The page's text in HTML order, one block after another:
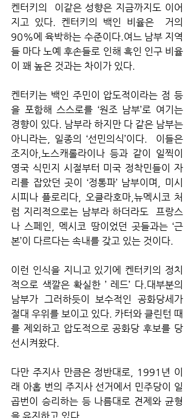
켄터키의  이같은 성향은 지금까지도 이어
지고 있다. 켄터키의 백인 비율은  거의
90%에 육박하는 수준이다.여느 남부 지역
들 마다 노예 후손들로 인해 흑인 인구 비율
이 꽤 높은 것과는 차이가 있다.
켄터키는 백인 주민이 압도적이라는 점 등
을 포함해 스스로를 ‘원조 남부’로 여기는
경향이 있다. 남부라 하지만 다 같은 남부는
아니라는, 일종의 ‘선민의식’이다.  이들은
조지아,노스캐롤라이나 등과 같이 일찍이
영국 식민지 시절부터 미국 정착민들이 자
리를 잡았던 곳이 ‘정통파’ 남부이며, 미시
시피나 플로리다, 오클라호마,뉴멕시코 처
럼 지리적으로는 남부라 하더라도  프랑스
나 스페인, 멕시코 땅이었던 곳들과는 ‘근
본’이 다르다는 속내를 갖고 있는 것이다.
이런 인식을 지니고 있기에 켄터키의 정치
적으로 색깔은 확실한 ’ 레드’ 다.대부분의
남부가 그러하듯이 보수적인 공화당세가
절대 우위를 보이고 있다. 카터와 클린턴 때
를 제외하고 압도적으로 공화당 후보를 당
선시켜왔다.
다만 주지사 만큼은 정반대로, 1991년 이
래 아홉 번의 주지사 선거에서 민주당이 일
곱번이 승리하는 등 나름대로 견제와 균형